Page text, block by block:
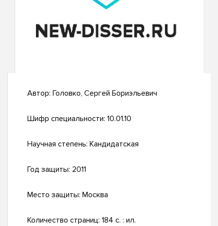
Автор: Головко, Сергей Бориэльевич
Шифр специальности: 10.01.10
Научная степень: Кандидатская
Год защиты: 2011
Место защиты: Москва
Количество страниц: 184 с. : ил.